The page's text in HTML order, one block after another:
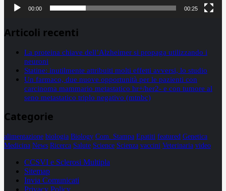
00:00 00:25
Articoli recenti
La proteina chiave dell’Alzheimer si propaga utilizzando i
neuroni
Statine: inutilmente attribuiti molti effetti avversi, lo studio
Un farmaco, due nuove opportunità per le pazienti con
carcinoma mammario metastatico hr+/her2- e con tumore al
seno metastatico triplo negativo (mtnbc)
Categorie
alimentazione biologia Biology Com. Stampa Epatiti featured Genetica
Medicina News Ricerca Salute Science Scienza vaccini Veterinaria video
CCSVI e Sclerosi Multipla
Sitemap
Invia Comunicati
Privacy Policy